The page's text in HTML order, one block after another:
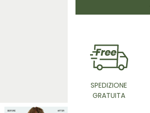
SPEDIZIONE
GRATUITA